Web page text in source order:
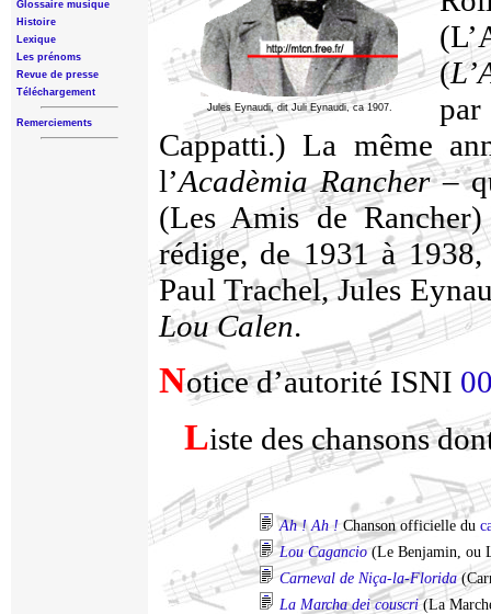
Glossaire musique
Histoire
Lexique
Les prénoms
Revue de presse
Téléchargement
Remerciements
Jules Eynaudi, dit Juli Eynaudi, ca 1907.
(
Cappatti.) La même
l’Acadèmia Rancher–
(Les Amis de
rédige, de 1931 à
Paul Trachel, Jules
Lou Calen.
Notice d’autorité ISNI
Liste des chansons
Ah ! Ah ! Chanson officielle du
Lou Cagancio(Le Benjamin, ou
Carneval de Niça-la-Florida
La Marcha dei couscri(La